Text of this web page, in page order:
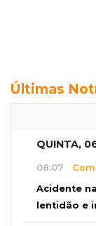
Últimas
QUINTA,
08:07 Com
Acidente
lentidão e